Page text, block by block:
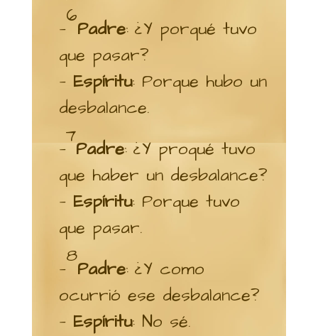
—
6
Padre: ¿Y porqué tuvo
que pasar?
— Espíritu: Porque hubo un
desbalance.
—
7
Padre: ¿Y proqué tuvo
que haber un desbalance?
— Espíritu: Porque tuvo
que pasar.
—
8
Padre: ¿Y como
ocurrió ese desbalance?
— Espíritu: No sé.